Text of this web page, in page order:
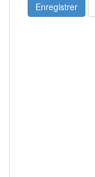
Enregistrer